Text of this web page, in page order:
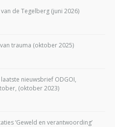
de Tegelberg (juni 2026)
trauma (oktober 2025)
nieuwsbrief ODGOI,
(oktober 2023)
‘Geweld en verantwoording’